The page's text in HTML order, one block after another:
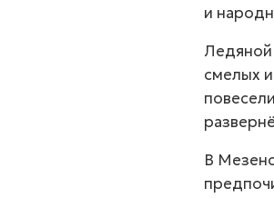
и
Ледяной
смелых
В